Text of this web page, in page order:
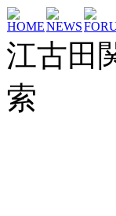
HOMENEWS
江古田
索